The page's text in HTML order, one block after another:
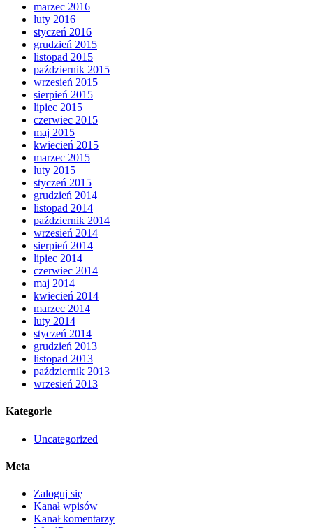
marzec 2016
luty 2016
styczeń 2016
grudzień 2015
listopad 2015
październik 2015
wrzesień 2015
sierpień 2015
lipiec 2015
czerwiec 2015
maj 2015
kwiecień 2015
marzec 2015
luty 2015
styczeń 2015
grudzień 2014
listopad 2014
październik 2014
wrzesień 2014
sierpień 2014
lipiec 2014
czerwiec 2014
maj 2014
kwiecień 2014
marzec 2014
luty 2014
styczeń 2014
grudzień 2013
listopad 2013
październik 2013
wrzesień 2013
Kategorie
Uncategorized
Meta
Zaloguj się
Kanał wpisów
Kanał komentarzy